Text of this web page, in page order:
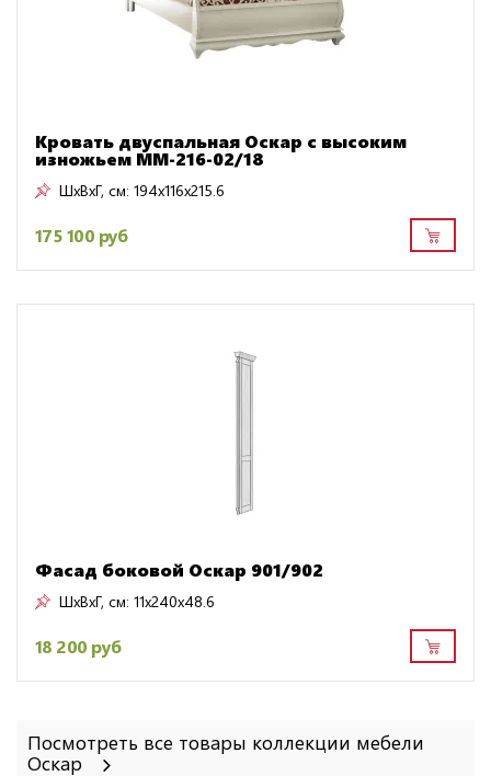
Кровать двуспальная Оскар с высоким
изножьем ММ-216-02/18
ШxВxГ, см: 194x116x215.6
175 100 руб
Фасад боковой Оскар 901/902
ШxВxГ, см: 11x240x48.6
18 200 руб
Посмотреть все товары коллекции мебели
Оскар